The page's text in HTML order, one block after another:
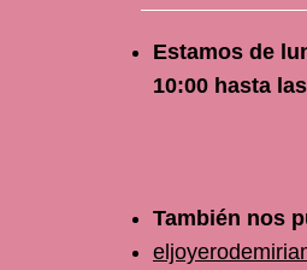
Estamos de
10:00 hasta
También nos